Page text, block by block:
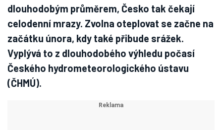
dlouhodobým průměrem, Česko tak čekají
celodenní mrazy. Zvolna oteplovat se začne na
začátku února, kdy také přibude srážek.
Vyplývá to z dlouhodobého výhledu počasí
Českého hydrometeorologického ústavu
(ČHMÚ).